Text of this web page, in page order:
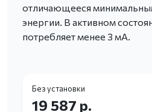
отличающееся
энергии. В активном
потребляет менее 3 мА.
Без установки
19 587 р.